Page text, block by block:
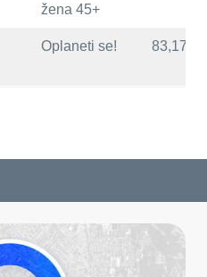
žena 45+
Oplaneti se! 83,17